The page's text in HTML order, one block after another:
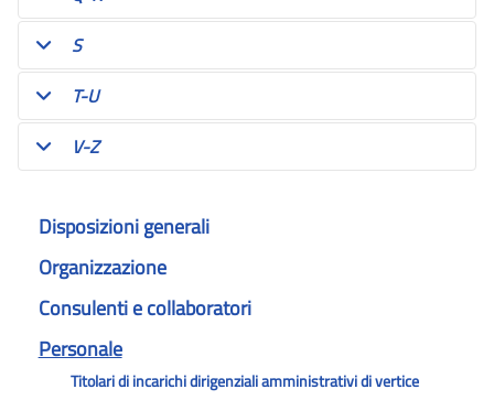
Disposizioni generali
Organizzazione
Consulenti e collaboratori
Personale
Titolari di incarichi dirigenziali amministrativi di vertice
S
T-U
V-Z